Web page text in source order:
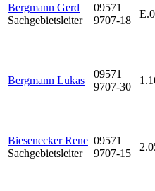
Bergmann Gerd
Sachgebietsleiter
09571
9707-18
Bergmann Lukas
09571
9707-30
Biesenecker Rene
Sachgebietsleiter
09571
9707-15